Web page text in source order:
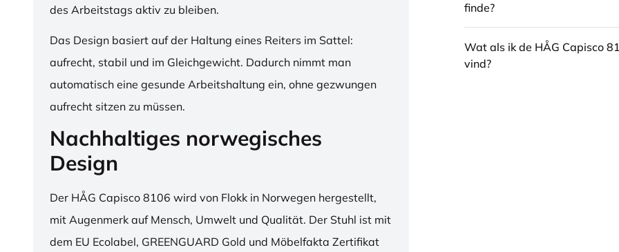
des Arbeitstags aktiv zu bleiben.
Das Design basiert auf der Haltung eines Reiters im Sattel:
aufrecht, stabil und im Gleichgewicht. Dadurch nimmt man
automatisch eine gesunde Arbeitshaltung ein, ohne gezwungen
aufrecht sitzen zu müssen.
Nachhaltiges norwegisches
Design
Der HÅG Capisco 8106 wird von Flokk in Norwegen hergestellt,
mit Augenmerk auf Mensch, Umwelt und Qualität. Der Stuhl ist mit
dem EU Ecolabel, GREENGUARD Gold und Möbelfakta Zertifikat
finde?
Wat als ik de HÅG Capisco
vind?